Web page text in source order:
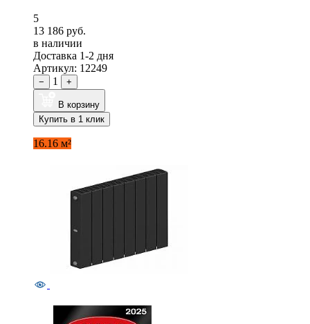
5
13 186 руб.
в наличии
Доставка 1-2 дня
Артикул: 12249
− 1 +
В корзину
Купить в 1 клик
16.16 м²